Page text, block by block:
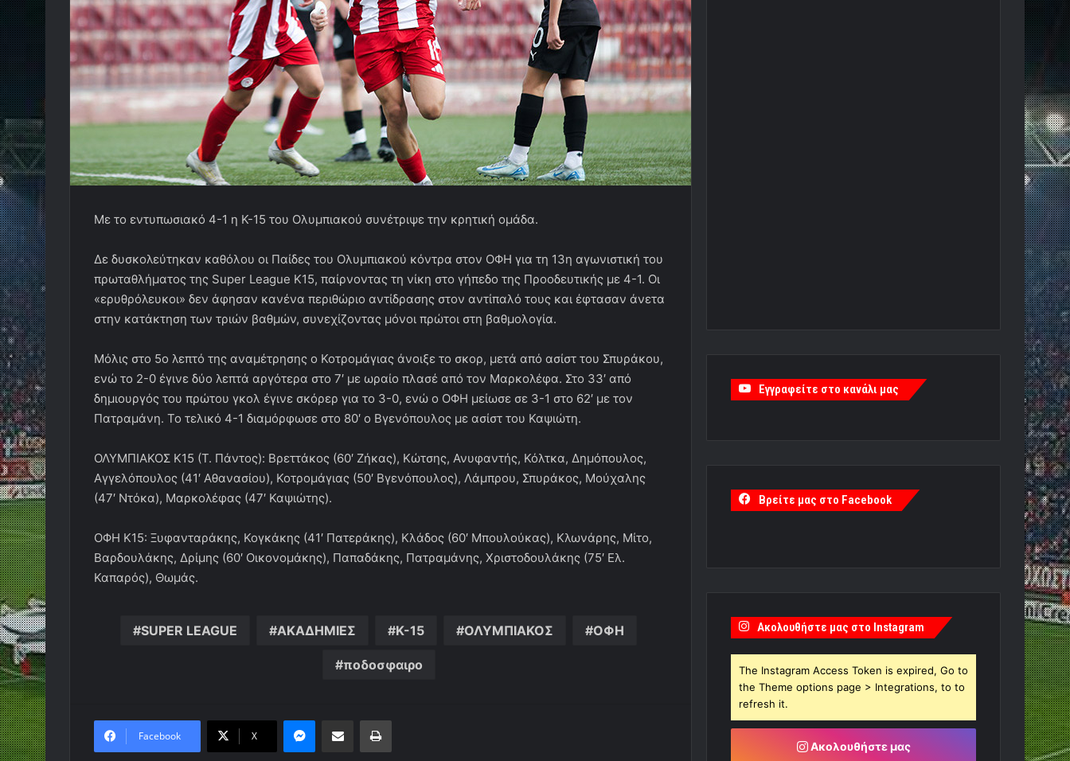
Με το εντυπωσιακό 4-1 η Κ-15 του Ολυμπιακού συνέτριψε την κρητική ομάδα.
Δε δυσκολεύτηκαν καθόλου οι Παίδες του Ολυμπιακού κόντρα στον ΟΦΗ για τη 13η αγωνιστική του
πρωταθλήματος της Super League Κ15, παίρνοντας τη νίκη στο γήπεδο της Προοδευτικής με 4-1. Οι
«ερυθρόλευκοι» δεν άφησαν κανένα περιθώριο αντίδρασης στον αντίπαλό τους και έφτασαν άνετα
στην κατάκτηση των τριών βαθμών, συνεχίζοντας μόνοι πρώτοι στη βαθμολογία.
Μόλις στο 5ο λεπτό της αναμέτρησης ο Κοτρομάγιας άνοιξε το σκορ, μετά από ασίστ του Σπυράκου,
ενώ το 2-0 έγινε δύο λεπτά αργότερα στο 7′ με ωραίο πλασέ από τον Μαρκολέφα. Στο 33′ από
δημιουργός του πρώτου γκολ έγινε σκόρερ για το 3-0, ενώ ο ΟΦΗ μείωσε σε 3-1 στο 62′ με τον
Πατραμάνη. Το τελικό 4-1 διαμόρφωσε στο 80′ ο Βγενόπουλος με ασίστ του Καψιώτη.
ΟΛΥΜΠΙΑΚΟΣ Κ15 (Τ. Πάντος): Βρεττάκος (60′ Ζήκας), Κώτσης, Ανυφαντής, Κόλτκα, Δημόπουλος,
Αγγελόπουλος (41′ Αθανασίου), Κοτρομάγιας (50′ Βγενόπουλος), Λάμπρου, Σπυράκος, Μούχαλης
(47′ Ντόκα), Μαρκολέφας (47′ Καψιώτης).
ΟΦΗ Κ15: Ξυφανταράκης, Κογκάκης (41′ Πατεράκης), Κλάδος (60′ Μπουλούκας), Κλωνάρης, Μίτο,
Βαρδουλάκης, Δρίμης (60′ Οικονομάκης), Παπαδάκης, Πατραμάνης, Χριστοδουλάκης (75′ Ελ.
Καπαρός), Θωμάς.
SUPER LEAGUE ΑΚΑΔΗΜΙΕΣ Κ-15 ΟΛΥΜΠΙΑΚΟΣ ΟΦΗ
ποδοσφαιρο
Facebook X
MessengerΚοινοποίηση μέσω ηλεκτρονικού ταχυδρομείουΕκτύπωση
Εγγραφείτε στο κανάλι μας
Βρείτε μας στο Facebook
Ακολουθήστε μας στο Instagram
The Instagram Access Token is expired, Go to
the Theme options page > Integrations, to to
refresh it.
Ακολουθήστε μας